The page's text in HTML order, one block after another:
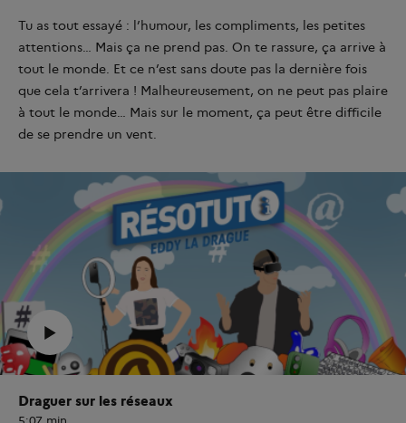
Tu as tout essayé : l’humour, les compliments, les petites
attentions… Mais ça ne prend pas. On te rassure, ça arrive à
tout le monde. Et ce n’est sans doute pas la dernière fois
que cela t’arrivera ! Malheureusement, on ne peut pas plaire
à tout le monde… Mais sur le moment, ça peut être difficile
de se prendre un vent.
Draguer sur les réseaux